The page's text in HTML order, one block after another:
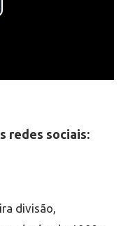
redes sociais:
divisão,